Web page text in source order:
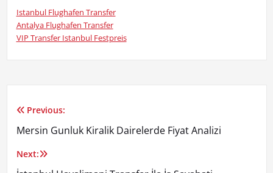
Istanbul Flughafen Transfer
Antalya Flughafen Transfer
VIP Transfer Istanbul Festpreis
Yazı
gezinmesi
Previous:
Mersin Gunluk Kiralik Dairelerde Fiyat Analizi
Next: